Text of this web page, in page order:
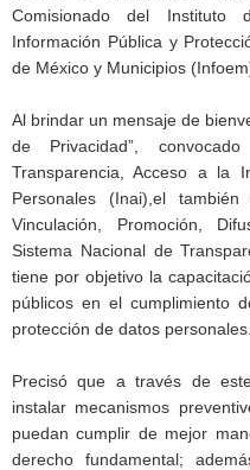
Comisionado del Instituto
Información Pública y
de México y Municipios
Al brindar un mensaje de
de Privacidad”,
Transparencia, Acceso a la
Personales (Inai),el
Vinculación, Promoción,
Sistema Nacional de
tiene por objetivo la
públicos en el cumplimiento
protección de datos personales.
Precisó que a través de
instalar mecanismos
puedan cumplir de mejor
derecho fundamental;